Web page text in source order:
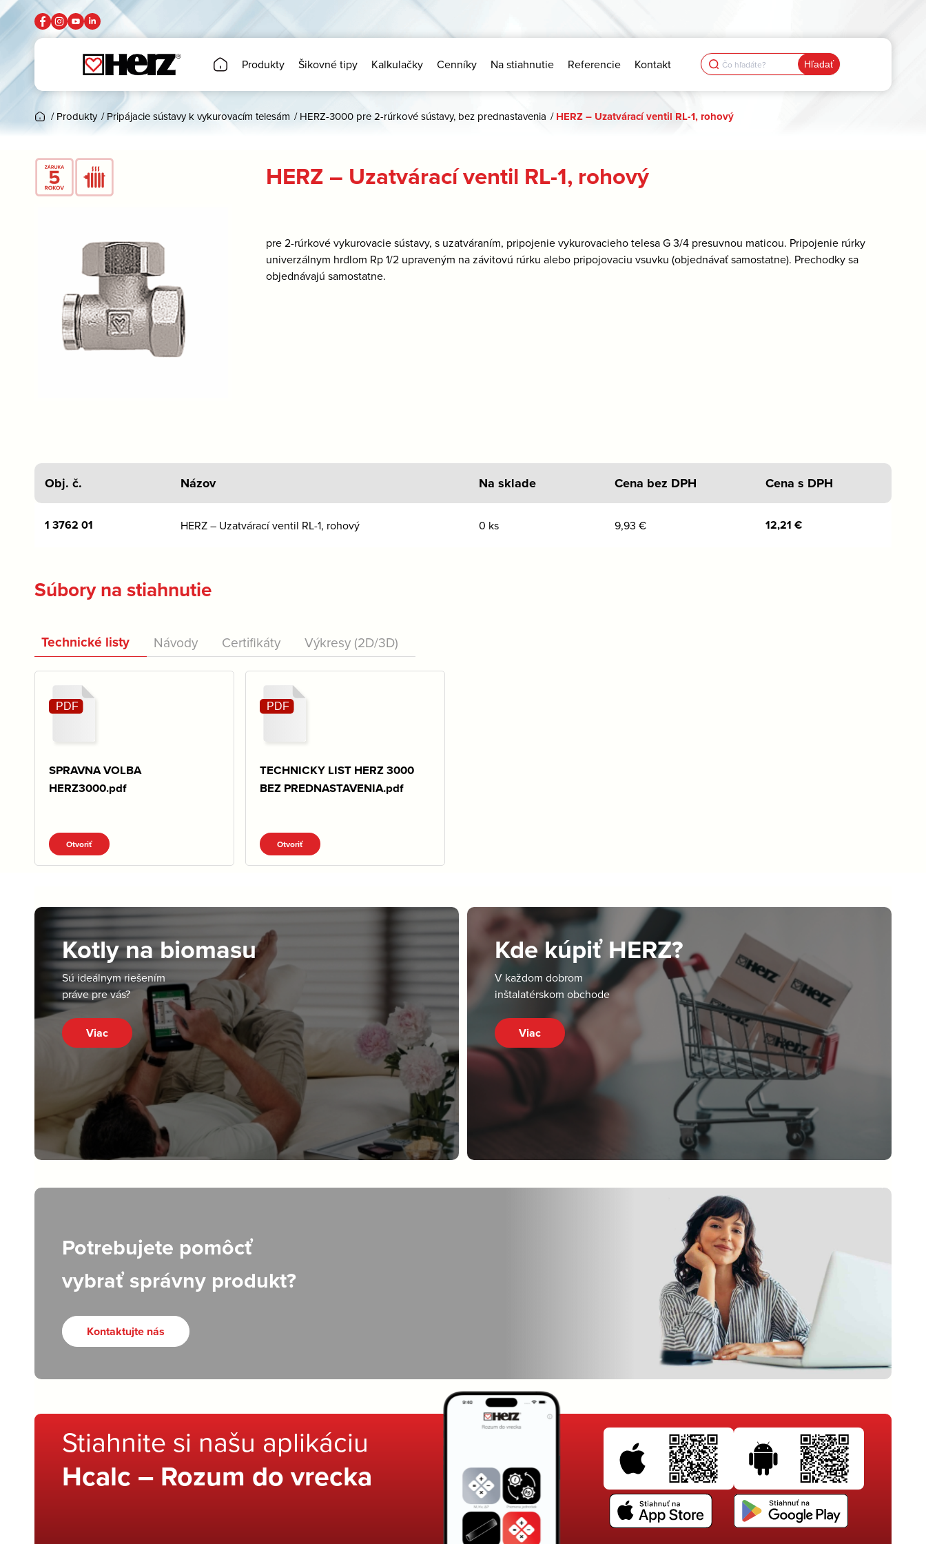
Produkty Šikovné tipy Kalkulačky Cenníky Na stiahnutie Referencie Kontakt Search
for:
/ Produkty / Pripájacie sústavy k vykurovacím telesám / HERZ-3000 pre 2-rúrkové sústavy, bez prednastavenia / HERZ – Uzatvárací ventil RL-1, rohový
HERZ – Uzatvárací ventil RL-1, rohový
pre 2-rúrkové vykurovacie sústavy, s uzatváraním, pripojenie vykurovacieho telesa G 3/4 presuvnou maticou. Pripojenie rúrky
univerzálnym hrdlom Rp 1/2 upraveným na závitovú rúrku alebo pripojovaciu vsuvku (objednávať samostatne). Prechodky sa
objednávajú samostatne.
Obj. č. Názov Na sklade Cena bez DPH Cena s DPH
1 3762 01 HERZ – Uzatvárací ventil RL-1, rohový 0 ks 9,93 € 12,21 €
Súbory na stiahnutie
Technické listy Návody Certifikáty Výkresy (2D/3D)
SPRAVNA VOLBA
HERZ3000.pdf
Otvoriť
TECHNICKY LIST HERZ 3000
BEZ PREDNASTAVENIA.pdf
Otvoriť
Kotly na biomasu
Sú ideálnym riešením
práve pre vás?
Viac
Kde kúpiť HERZ?
V každom dobrom
inštalatérskom obchode
Viac
Potrebujete pomôcť
vybrať správny produkt?
Kontaktujte nás
Stiahnite si našu aplikáciu
Hcalc – Rozum do vrecka